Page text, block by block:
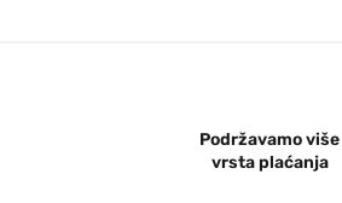
Podržavamo više
vrsta plaćanja